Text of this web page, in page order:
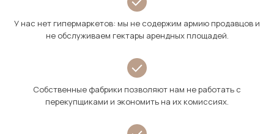
У нас нет гипермаркетов: мы не содержим армию продавцов и
не обслуживаем гектары арендных площадей.
Собственные фабрики позволяют нам не работать с
перекупщиками и экономить на их комиссиях.